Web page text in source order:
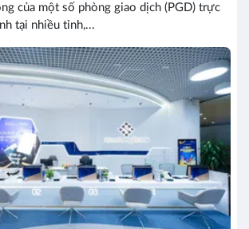
của một số phòng giao dịch (PGD) trực
tại nhiều tỉnh,...